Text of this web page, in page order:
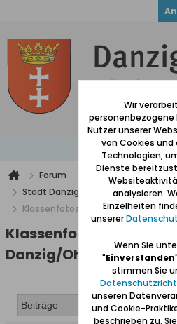
Forum
Stadt Danzig mit Vororten und
Klassenfotos 1910-1920 Danzig/
Klassenfotos 1910-1920
Danzig/Ohra
Wir
personenbezogene
Nutzer unserer
von Cookies und
Technologien,
Dienste
analysieren.
Einzelheiten
unserer
Wenn Sie
"Einverstanden
stimmen Sie
unseren
und Cookie-
beschrieben zu.